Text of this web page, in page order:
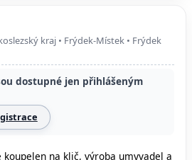
kraj • Frýdek-Místek • Frýdek
dostupné jen přihlášeným
na klič, výroba umyvadel a